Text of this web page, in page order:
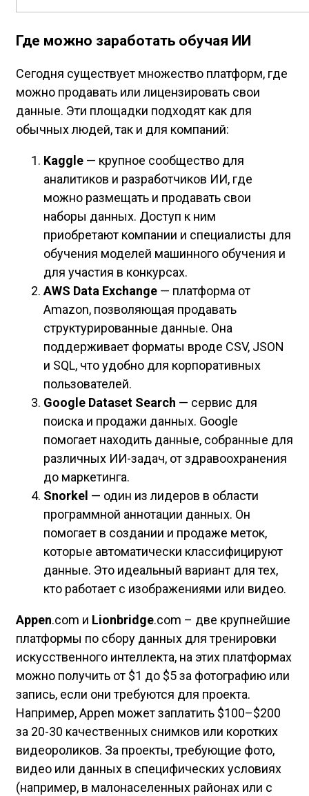
Где можно заработать обучая ИИ
Сегодня существует множество платформ, где
можно продавать или лицензировать свои
данные. Эти площадки подходят как для
обычных людей, так и для компаний:
Kaggle — крупное сообщество для
аналитиков и разработчиков ИИ, где
можно размещать и продавать свои
наборы данных. Доступ к ним
приобретают компании и специалисты для
обучения моделей машинного обучения и
для участия в конкурсах.
AWS Data Exchange — платформа от
Amazon, позволяющая продавать
структурированные данные. Она
поддерживает форматы вроде CSV, JSON
и SQL, что удобно для корпоративных
пользователей.
Google Dataset Search — сервис для
поиска и продажи данных. Google
помогает находить данные, собранные для
различных ИИ-задач, от здравоохранения
до маркетинга.
Snorkel — один из лидеров в области
программной аннотации данных. Он
помогает в создании и продаже меток,
которые автоматически классифицируют
данные. Это идеальный вариант для тех,
кто работает с изображениями или видео.
Appen.com и Lionbridge.com – две крупнейшие
платформы по сбору данных для тренировки
искусственного интеллекта, на этих платформах
можно получить от $1 до $5 за фотографию или
запись, если они требуются для проекта.
Например, Appen может заплатить $100–$200
за 20-30 качественных снимков или коротких
видеороликов. За проекты, требующие фото,
видео или данных в специфических условиях
(например, в малонаселенных районах или с